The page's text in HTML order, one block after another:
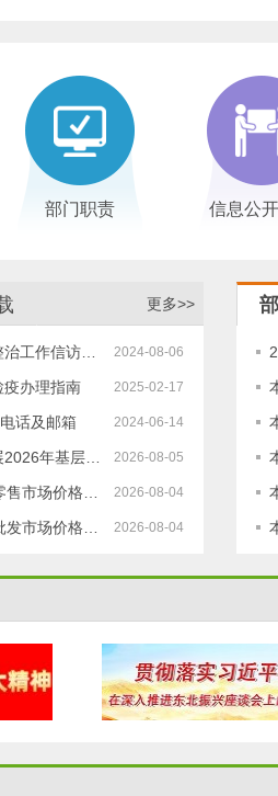
部门职责 信息公
更多>>
2024-08-06
工作信访…
2025-02-17
疫办理指南
2024-06-14
话及邮箱
2026-08-05
年基层…
2026-08-04
售市场价格…
2026-08-04
发市场价格…